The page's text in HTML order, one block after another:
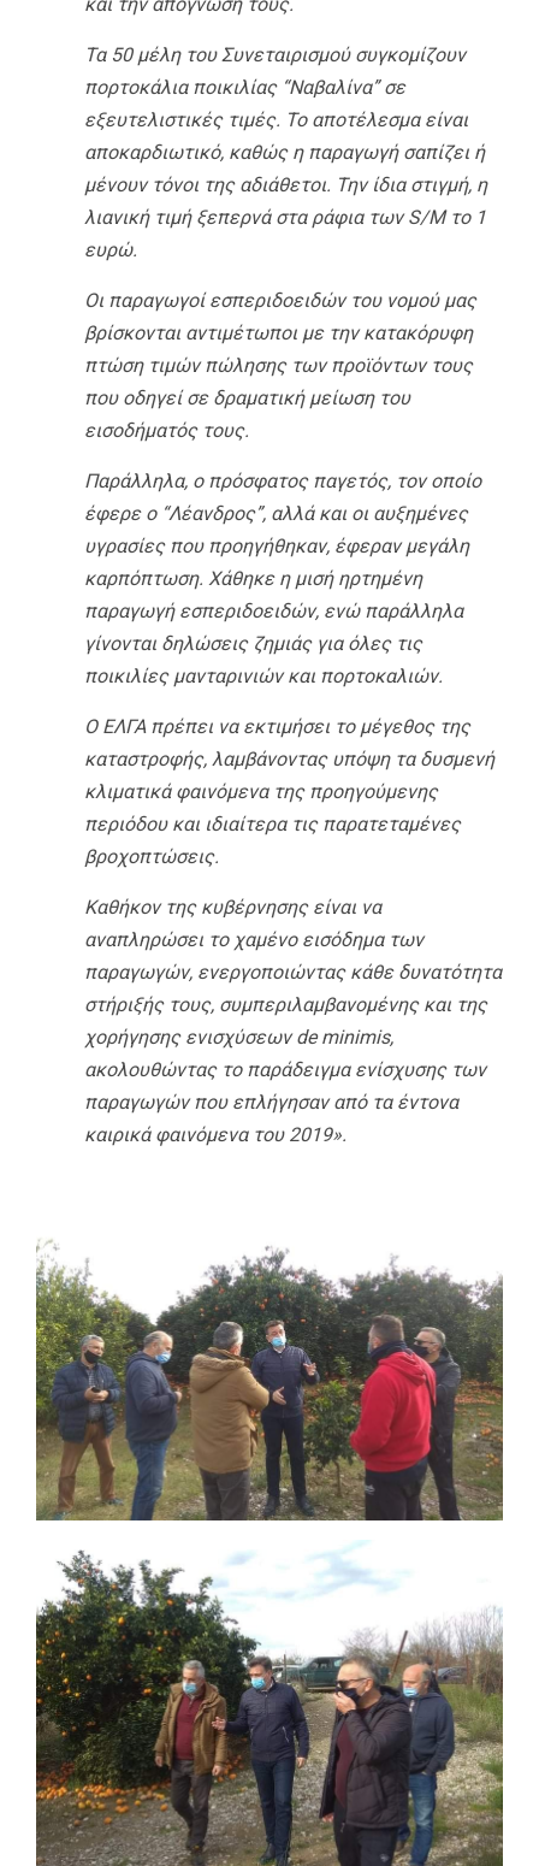
Τα 50 μέλη του Συνεταιρισμού συγκομίζουν
πορτοκάλια ποικιλίας “Ναβαλίνα” σε
εξευτελιστικές τιμές. Το αποτέλεσμα είναι
αποκαρδιωτικό, καθώς η παραγωγή σαπίζει ή
μένουν τόνοι της αδιάθετοι. Την ίδια στιγμή, η
λιανική τιμή ξεπερνά στα ράφια των S/M το 1
ευρώ.
Οι παραγωγοί εσπεριδοειδών του νομού μας
βρίσκονται αντιμέτωποι με την κατακόρυφη
πτώση τιμών πώλησης των προϊόντων τους
που οδηγεί σε δραματική μείωση του
εισοδήματός τους.
Παράλληλα, ο πρόσφατος παγετός, τον οποίο
έφερε ο “Λέανδρος”, αλλά και οι αυξημένες
υγρασίες που προηγήθηκαν, έφεραν μεγάλη
καρπόπτωση. Χάθηκε η μισή ηρτημένη
παραγωγή εσπεριδοειδών, ενώ παράλληλα
γίνονται δηλώσεις ζημιάς για όλες τις
ποικιλίες μανταρινιών και πορτοκαλιών.
Ο ΕΛΓΑ πρέπει να εκτιμήσει το μέγεθος της
καταστροφής, λαμβάνοντας υπόψη τα δυσμενή
κλιματικά φαινόμενα της προηγούμενης
περιόδου και ιδιαίτερα τις παρατεταμένες
βροχοπτώσεις.
Καθήκον της κυβέρνησης είναι να
αναπληρώσει το χαμένο εισόδημα των
παραγωγών, ενεργοποιώντας κάθε δυνατότητα
στήριξής τους, συμπεριλαμβανομένης και της
χορήγησης ενισχύσεων de minimis,
ακολουθώντας το παράδειγμα ενίσχυσης των
παραγωγών που επλήγησαν από τα έντονα
καιρικά φαινόμενα του 2019».